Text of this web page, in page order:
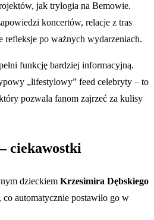
jak trylogia na Bemowie.
koncertów, relacje z tras
refleksje po ważnych wydarzeniach.
funkcję bardziej informacyjną.
„lifestylowy” feed celebryty – to
pozwala fanom zajrzeć za kulisy
ciekawostki
dzieckiem Krzesimira Dębskiego
, co automatycznie postawiło go w